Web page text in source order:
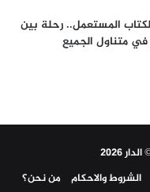
لمعرض الكتاب المستعمل.. رحلة بين
في متناول الجميع
2026
الشروط والاحكام من نحن؟